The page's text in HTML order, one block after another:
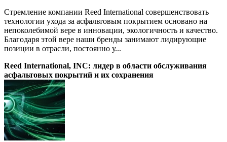
Стремление компании Reed International совершенствовать
технологии ухода за асфальтовым покрытием основано на
непоколебимой вере в инновации, экологичность и качество.
Благодаря этой вере наши бренды занимают лидирующие
позиции в отрасли, постоянно у...
Reed International, INC: лидер в области обслуживания
асфальтовых покрытий и их сохранения